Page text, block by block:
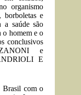
organismo
borboletas e
a saúde são
o homem e o
conclusivos
e
E
Brasil com o